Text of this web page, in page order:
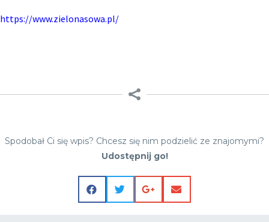
https://www.zielonasowa.pl/
Spodobał Ci się wpis? Chcesz się nim podzielić ze znajomymi?
Udostępnij go!